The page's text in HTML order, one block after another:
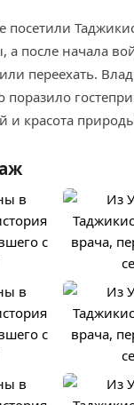
посетили
а после начала
переехать.
поразило
и красота